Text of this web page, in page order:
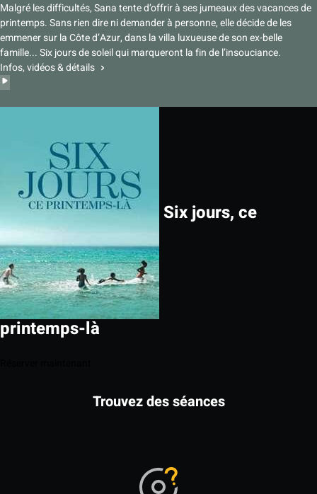
Malgré les difficultés, Sana tente d’offrir à ses jumeaux des vacances de
printemps. Sans rien dire ni demander à personne, elle décide de les
emmener sur la Côte d’Azur, dans la villa luxueuse de son ex-belle
famille... Six jours de soleil qui marqueront la fin de l’insouciance.
Infos, vidéos & détails
Six jours, ce
printemps-là
Trouvez des séances